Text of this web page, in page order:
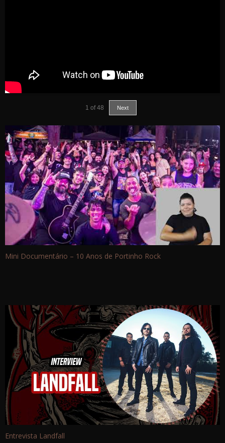
1 of 48 Next
Mini Documentário – 10 Anos de Portinho Rock
Entrevista Landfall